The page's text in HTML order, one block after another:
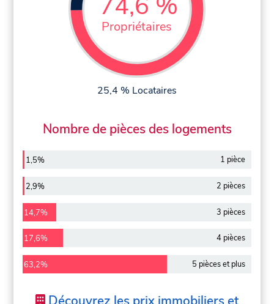
Propriétaires
25,4 % Locataires
Nombre de pièces des logements
1,5% 1 pièce
2,9% 2 pièces
14,7% 3 pièces
17,6% 4 pièces
63,2% 5 pièces et plus